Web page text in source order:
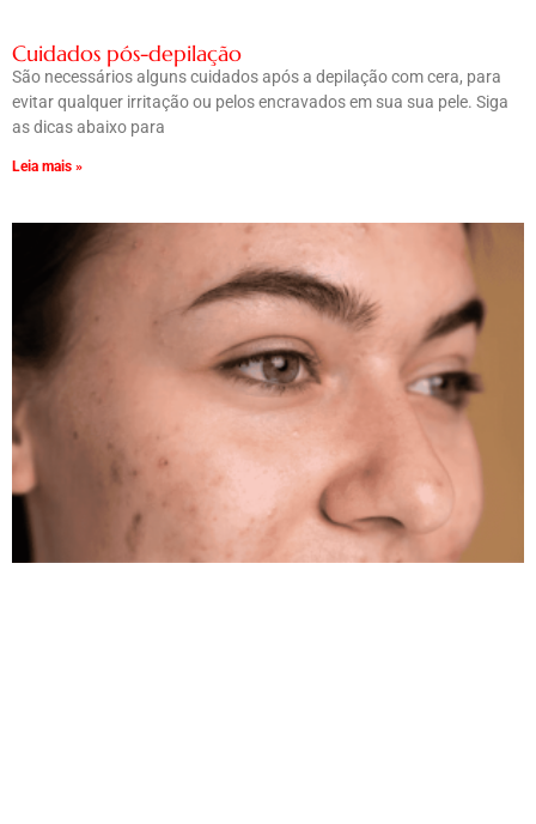
Cuidados pós-depilação
São necessários alguns cuidados após a depilação com cera, para
evitar qualquer irritação ou pelos encravados em sua sua pele. Siga
as dicas abaixo para
Leia mais »